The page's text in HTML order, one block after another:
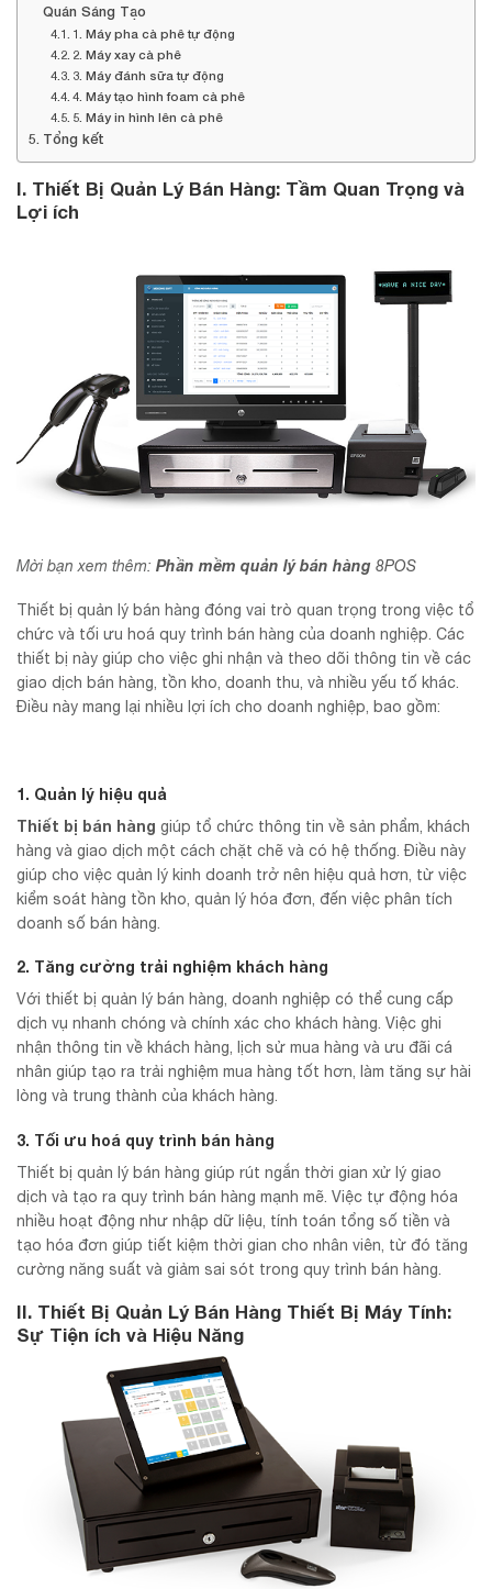
Quán Sáng Tạo
1. Máy pha cà phê tự động
2. Máy xay cà phê
3. Máy đánh sữa tự động
4. Máy tạo hình foam cà phê
5. Máy in hình lên cà phê
Tổng kết
I. Thiết Bị Quản Lý Bán Hàng: Tầm Quan Trọng và
Lợi ích
Mời bạn xem thêm: Phần mềm quản lý bán hàng 8POS
Thiết bị quản lý bán hàng đóng vai trò quan trọng trong việc tổ
chức và tối ưu hoá quy trình bán hàng của doanh nghiệp. Các
thiết bị này giúp cho việc ghi nhận và theo dõi thông tin về các
giao dịch bán hàng, tồn kho, doanh thu, và nhiều yếu tố khác.
Điều này mang lại nhiều lợi ích cho doanh nghiệp, bao gồm:
1. Quản lý hiệu quả
Thiết bị bán hàng giúp tổ chức thông tin về sản phẩm, khách
hàng và giao dịch một cách chặt chẽ và có hệ thống. Điều này
giúp cho việc quản lý kinh doanh trở nên hiệu quả hơn, từ việc
kiểm soát hàng tồn kho, quản lý hóa đơn, đến việc phân tích
doanh số bán hàng.
2. Tăng cường trải nghiệm khách hàng
Với thiết bị quản lý bán hàng, doanh nghiệp có thể cung cấp
dịch vụ nhanh chóng và chính xác cho khách hàng. Việc ghi
nhận thông tin về khách hàng, lịch sử mua hàng và ưu đãi cá
nhân giúp tạo ra trải nghiệm mua hàng tốt hơn, làm tăng sự hài
lòng và trung thành của khách hàng.
3. Tối ưu hoá quy trình bán hàng
Thiết bị quản lý bán hàng giúp rút ngắn thời gian xử lý giao
dịch và tạo ra quy trình bán hàng mạnh mẽ. Việc tự động hóa
nhiều hoạt động như nhập dữ liệu, tính toán tổng số tiền và
tạo hóa đơn giúp tiết kiệm thời gian cho nhân viên, từ đó tăng
cường năng suất và giảm sai sót trong quy trình bán hàng.
II. Thiết Bị Quản Lý Bán Hàng Thiết Bị Máy Tính:
Sự Tiện ích và Hiệu Năng